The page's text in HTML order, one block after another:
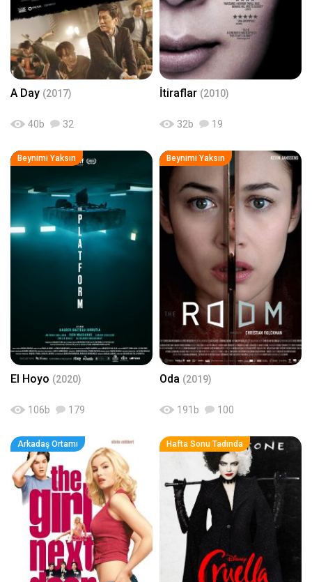
A Day (2017)
40b 32
İtiraflar (2010)
32b 19
Beynimi Yaksın
El Hoyo (2020)
106b 179
Beynimi Yaksın
Oda (2019)
191 b 100
Arkadaş Ortamı Hafta Sonu Tadında